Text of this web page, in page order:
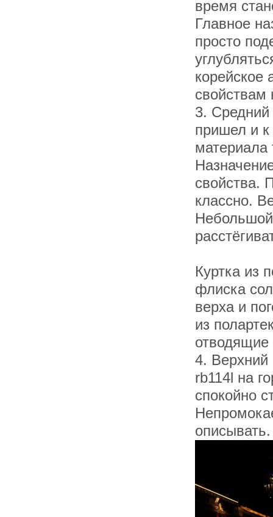
время
Главное
просто
корейское
свойствам
3. Средний
пришел и
материала
свойства.
классно.
Небольшой
Куртка из
флиска
верха и
из
4.
rb114l на
спокойно